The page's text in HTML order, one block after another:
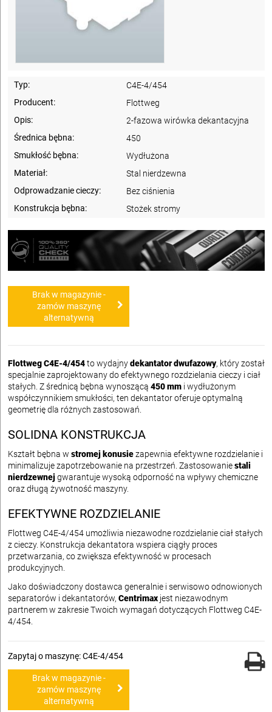
Typ:
C4E-4/454
Producent:
Flottweg
Opis:
2-fazowa wirówka dekantacyjna
Średnica bębna:
450
Smukłość bębna:
Wydłużona
Materiał:
Stal nierdzewna
Odprowadzanie cieczy:
Bez ciśnienia
Konstrukcja bębna:
Stożek stromy
Brak w magazynie -
zamów maszynę
alternatywną
Flottweg C4E-4/454to wydajnydekantator dwufazowy, który został
specjalnie zaprojektowany do efektywnego rozdzielania cieczy i ciał
stałych. Z średnicą bębna wynoszącą 450 mm i wydłużonym
współczynnikiem smukłości, ten dekantator oferuje optymalną
geometrię dla różnych zastosowań.
SOLIDNA KONSTRUKCJA
Kształt bębna w stromej konusiezapewnia efektywne rozdzielanie i
minimalizuje zapotrzebowanie na przestrzeń. Zastosowaniestali
nierdzewnejgwarantuje wysoką odporność na wpływy chemiczne
oraz długą żywotność maszyny.
EFEKTYWNE ROZDZIELANIE
Flottweg C4E-4/454 umożliwia niezawodne rozdzielanie ciał stałych
z cieczy. Konstrukcja dekantatora wspiera ciągły proces
przetwarzania, co zwiększa efektywność w procesach
produkcyjnych.
Jako doświadczony dostawca generalnie i serwisowo odnowionych
separatorów i dekantatorów, Centrimax jest niezawodnym
partnerem w zakresie Twoich wymagań dotyczących Flottweg C4E-
4/454.
Zapytaj o maszynę: C4E-4/454
Brak w magazynie -
zamów maszynę
alternatywną